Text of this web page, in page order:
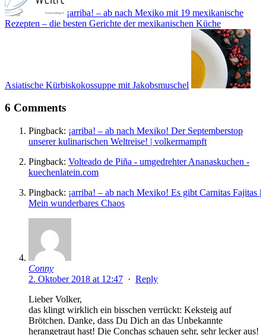
¡arriba! – ab nach Mexiko mit 19 mexikanische
Rezepten – die besten Gerichte der mexikanischen Küche
Asiatische Kürbiskokossuppe mit Jakobsmuschel
6 Comments
Pingback: ¡arriba! – ab nach Mexiko! Der Septemberstop
unserer kulinarischen Weltreise! | volkermampft
Pingback: Volteado de Piña - umgedrehter Ananaskuchen -
kuechenlatein.com
Pingback: ¡arriba! – ab nach Mexiko! Es gibt Carnitas Fajitas |
Mein wunderbares Chaos
Conny
2. Oktober 2018 at 12:47 · Reply
Lieber Volker,
das klingt wirklich ein bisschen verrückt: Keksteig auf
Brötchen. Danke, dass Du Dich an das Unbekannte
herangetraut hast! Die Conchas schauen sehr, sehr lecker aus!